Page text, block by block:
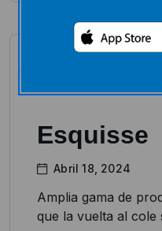
Esquisse
Abril 18, 2024
Amplia gama de
que la vuelta al cole